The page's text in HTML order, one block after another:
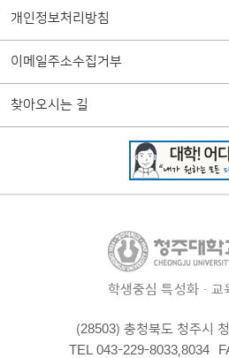
개인정보처리방침
이메일주소수집거부
찾아오시는 길
학생중심 특성화·교
(28503) 충청북도 청주시
TEL 043-229-8033,8034